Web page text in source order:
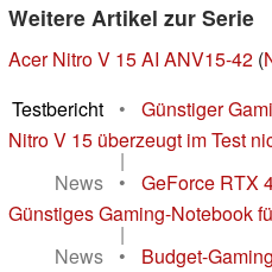
Weitere Artikel zur Serie
Acer Nitro V 15 AI ANV15-42 (
Testbericht
•
Günstiger
Nitro V 15 überzeugt im Test
|
News
•
GeForce RTX
Günstiges Gaming-Notebook
|
News
•
Budget-